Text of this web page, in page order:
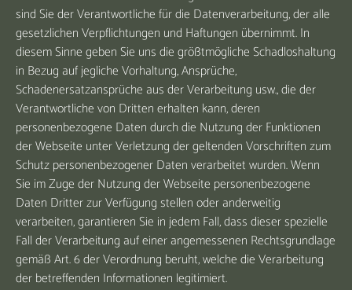
sind Sie der Verantwortliche für die Datenverarbeitung, der alle
gesetzlichen Verpflichtungen und Haftungen übernimmt. In
diesem Sinne geben Sie uns die größtmögliche Schadloshaltung
in Bezug auf jegliche Vorhaltung, Ansprüche,
Schadenersatzansprüche aus der Verarbeitung usw., die der
Verantwortliche von Dritten erhalten kann, deren
personenbezogene Daten durch die Nutzung der Funktionen
der Webseite unter Verletzung der geltenden Vorschriften zum
Schutz personenbezogener Daten verarbeitet wurden. Wenn
Sie im Zuge der Nutzung der Webseite personenbezogene
Daten Dritter zur Verfügung stellen oder anderweitig
verarbeiten, garantieren Sie in jedem Fall, dass dieser spezielle
Fall der Verarbeitung auf einer angemessenen Rechtsgrundlage
gemäß Art. 6 der Verordnung beruht, welche die Verarbeitung
der betreffenden Informationen legitimiert.